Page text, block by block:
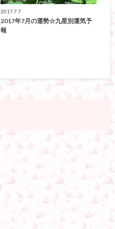
2017.7.7
2017年7月の運勢☆九星別運気予
報